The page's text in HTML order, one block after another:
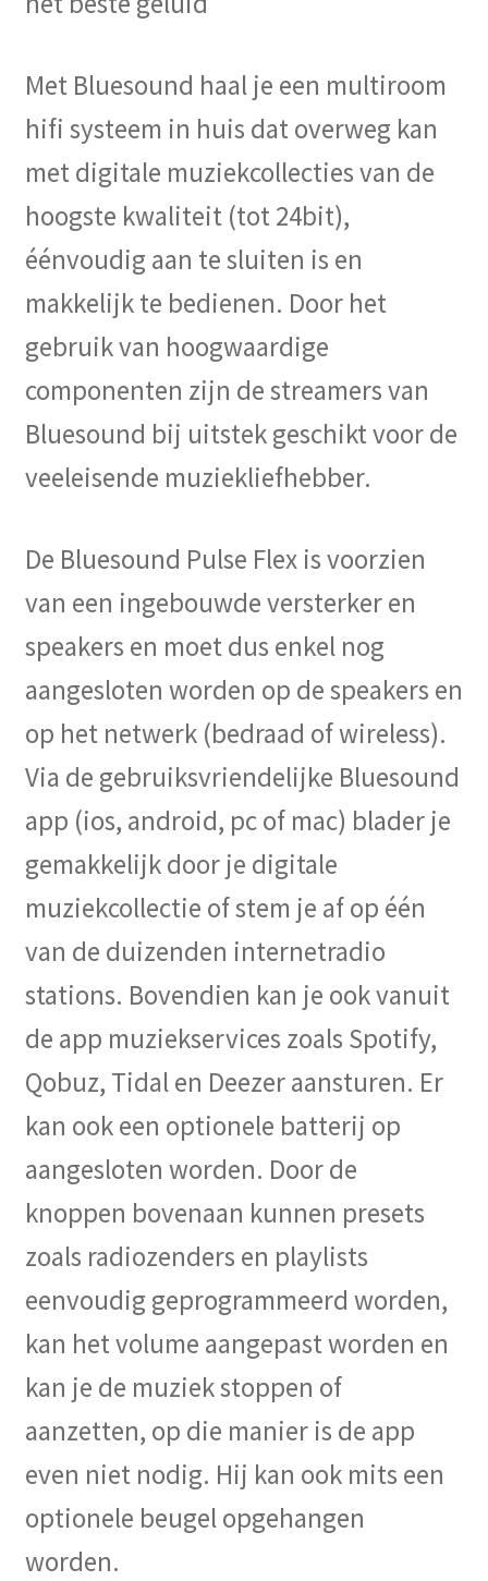
Met Bluesound haal je een multiroom
hifi systeem in huis dat overweg kan
met digitale muziekcollecties van de
hoogste kwaliteit (tot 24bit),
éénvoudig aan te sluiten is en
makkelijk te bedienen. Door het
gebruik van hoogwaardige
componenten zijn de streamers van
Bluesound bij uitstek geschikt voor de
veeleisende muziekliefhebber.
De Bluesound Pulse Flex is voorzien
van een ingebouwde versterker en
speakers en moet dus enkel nog
aangesloten worden op de speakers en
op het netwerk (bedraad of wireless).
Via de gebruiksvriendelijke Bluesound
app (ios, android, pc of mac) blader je
gemakkelijk door je digitale
muziekcollectie of stem je af op één
van de duizenden internetradio
stations. Bovendien kan je ook vanuit
de app muziekservices zoals Spotify,
Qobuz, Tidal en Deezer aansturen. Er
kan ook een optionele batterij op
aangesloten worden. Door de
knoppen bovenaan kunnen presets
zoals radiozenders en playlists
eenvoudig geprogrammeerd worden,
kan het volume aangepast worden en
kan je de muziek stoppen of
aanzetten, op die manier is de app
even niet nodig. Hij kan ook mits een
optionele beugel opgehangen
worden.